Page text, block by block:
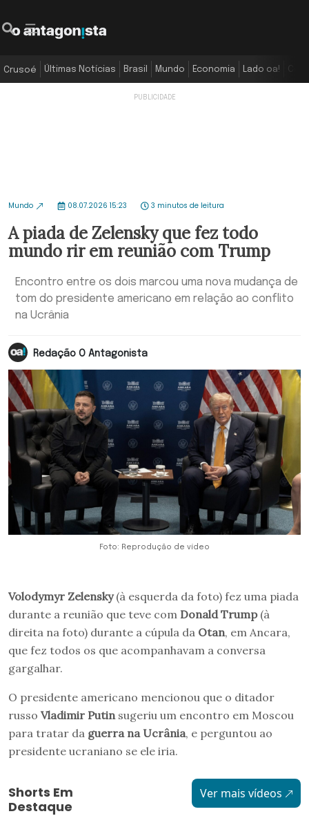
Crusoé Últimas Notícias Brasil Mundo Economia Lado oa!
Mundo 08.07.2026 15:23 3 minutos de leitura
A piada de Zelensky que fez todo
mundo rir em reunião com Trump
Encontro entre os dois marcou uma nova mudança de
tom do presidente americano em relação ao conflito
na Ucrânia
Redação O Antagonista
Foto: Reprodução de vídeo
Volodymyr Zelensky(à esquerda da foto) fez uma piada
durante a reunião que teve com Donald Trump(à
direita na foto) durante a cúpula da Otan, em Ancara,
que fez todos os que acompanhavam a conversa
gargalhar.
O presidente americano mencionou que o ditador
russo Vladimir Putin sugeriu um encontro em Moscou
para tratar da guerra na Ucrânia, e perguntou ao
presidente ucraniano se ele iria.
Shorts Em
Destaque
Ver mais vídeos